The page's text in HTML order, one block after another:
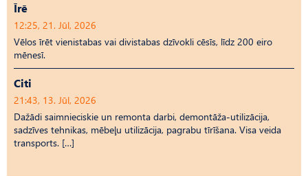
Īrē
12:25, 21. Jūl, 2026
Vēlos īrēt vienistabas vai divistabas dzīvokli cēsīs, līdz 200 eiro
mēnesī.
Citi
21:43, 13. Jūl, 2026
Dažādi saimnieciskie un remonta darbi, demontāža-utilizācija,
sadzīves tehnikas, mēbeļu utilizācija, pagrabu tīrīšana. Visa veida
transports. […]